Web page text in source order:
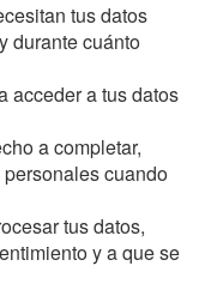
tus datos
durante cuánto
acceder a tus datos
a completar,
cuando
tus datos,
y a que se